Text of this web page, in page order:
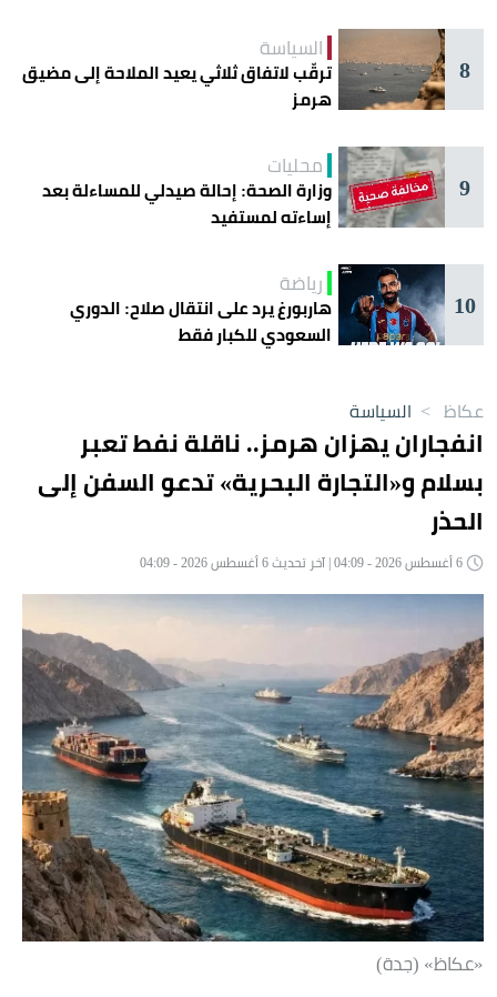
8
السياسة
ترقّب لاتفاق ثلاثي يعيد الملاحة إلى مضيق
هرمز
9
محليات
وزارة الصحة: إحالة صيدلي للمساءلة بعد
إساءته لمستفيد
10
رياضة
هاربورغ يرد على انتقال صلاح: الدوري
السعودي للكبار فقط
عكاظ > السياسة
انفجاران يهزان هرمز.. ناقلة نفط تعبر
بسلام و«التجارة البحرية» تدعو السفن إلى
الحذر
«عكاظ» (جدة)